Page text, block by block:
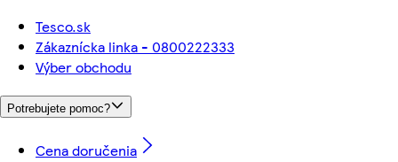
Tesco.sk
Zákaznícka linka - 0800222333
Výber obchodu
Potrebujete pomoc?
Cena doručenia